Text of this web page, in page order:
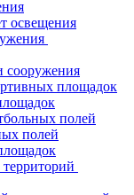
освещения
сооружения
площадок
полей
полей